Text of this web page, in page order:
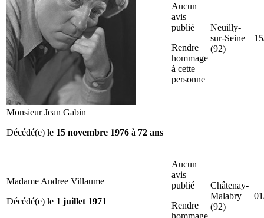
Monsieur Jean Gabin
Décédé(e) le 15 novembre 1976 à 72 ans
Aucun
avis
publié
Rendre
hommage
à cette
personne
Neuilly-
sur-Seine
(92)
Madame Andree Villaume
Décédé(e) le 1 juillet 1971
Aucun
avis
publié
Rendre
hommage
Châtenay-
Malabry
(92)